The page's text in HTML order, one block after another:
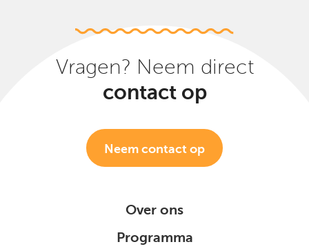
Vragen? Neem direct
contact op
Neem contact op
Over ons
Programma